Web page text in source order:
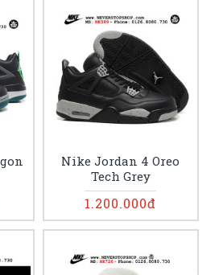
Nike Jordan 4 Oreo
Tech Grey
1.200.000đ